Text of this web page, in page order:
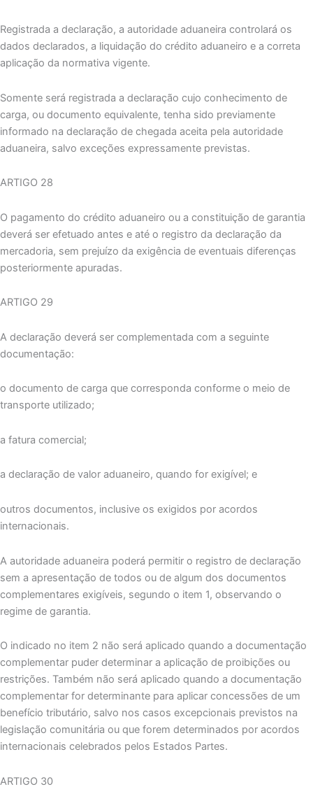
Registrada a declaração, a autoridade aduaneira controlará os
dados declarados, a liquidação do crédito aduaneiro e a correta
aplicação da normativa vigente.
Somente será registrada a declaração cujo conhecimento de
carga, ou documento equivalente, tenha sido previamente
informado na declaração de chegada aceita pela autoridade
aduaneira, salvo exceções expressamente previstas.
ARTIGO 28
O pagamento do crédito aduaneiro ou a constituição de garantia
deverá ser efetuado antes e até o registro da declaração da
mercadoria, sem prejuízo da exigência de eventuais diferenças
posteriormente apuradas.
ARTIGO 29
A declaração deverá ser complementada com a seguinte
documentação:
o documento de carga que corresponda conforme o meio de
transporte utilizado;
a fatura comercial;
a declaração de valor aduaneiro, quando for exigível; e
outros documentos, inclusive os exigidos por acordos
internacionais.
A autoridade aduaneira poderá permitir o registro de declaração
sem a apresentação de todos ou de algum dos documentos
complementares exigíveis, segundo o item 1, observando o
regime de garantia.
O indicado no item 2 não será aplicado quando a documentação
complementar puder determinar a aplicação de proibições ou
restrições. Também não será aplicado quando a documentação
complementar for determinante para aplicar concessões de um
benefício tributário, salvo nos casos excepcionais previstos na
legislação comunitária ou que forem determinados por acordos
internacionais celebrados pelos Estados Partes.
ARTIGO 30